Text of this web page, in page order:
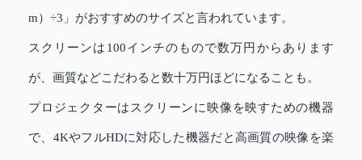
m）÷3」がおすすめのサイズと言われています。
スクリーンは100インチのもので数万円からあります
が、画質などこだわると数十万円ほどになることも。
プロジェクターはスクリーンに映像を映すための機器
で、4KやフルHDに対応した機器だと高画質の映像を楽